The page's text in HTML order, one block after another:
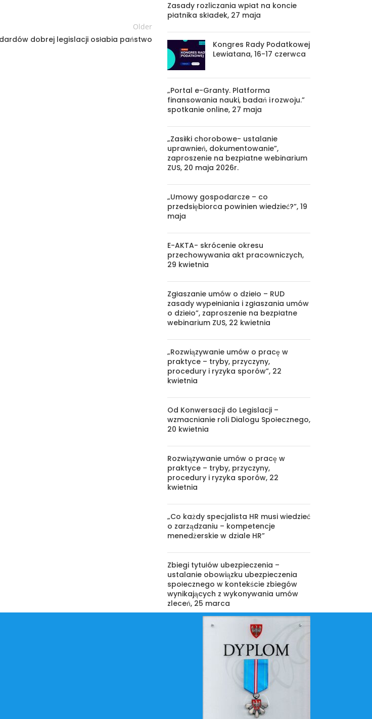
Older
dobrej legislacji osłabia państwo
Zasady rozliczania wpłat na koncie
płatnika składek, 27 maja
Kongres Rady Podatkowej
Lewiatana, 16-17 czerwca
„Portal e-Granty. Platforma
finansowania nauki, badań i rozwoju.”
spotkanie online, 27 maja
„Zasiłki chorobowe- ustalanie
uprawnień, dokumentowanie”,
zaproszenie na bezpłatne webinarium
ZUS, 20 maja 2026r.
„Umowy gospodarcze – co
przedsiębiorca powinien wiedzieć?”, 19
maja
E-AKTA- skrócenie okresu
przechowywania akt pracowniczych,
29 kwietnia
Zgłaszanie umów o dzieło – RUD
zasady wypełniania i zgłaszania umów
o dzieło”, zaproszenie na bezpłatne
webinarium ZUS, 22 kwietnia
„Rozwiązywanie umów o pracę w
praktyce – tryby, przyczyny,
procedury i ryzyka sporów”, 22
kwietnia
Od Konwersacji do Legislacji –
wzmacnianie roli Dialogu Społecznego,
20 kwietnia
Rozwiązywanie umów o pracę w
praktyce – tryby, przyczyny,
procedury i ryzyka sporów, 22
kwietnia
„Co każdy specjalista HR musi wiedzieć
o zarządzaniu – kompetencje
menedżerskie w dziale HR”
Zbiegi tytułów ubezpieczenia –
ustalanie obowiązku ubezpieczenia
społecznego w kontekście zbiegów
wynikających z wykonywania umów
zleceń, 25 marca